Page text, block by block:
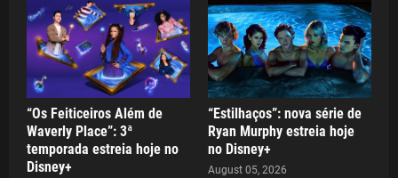
“Os Feiticeiros Além de
Waverly Place”: 3ª
temporada estreia hoje no
Disney+
“Estilhaços”: nova série de
Ryan Murphy estreia hoje
no Disney+
August 05, 2026